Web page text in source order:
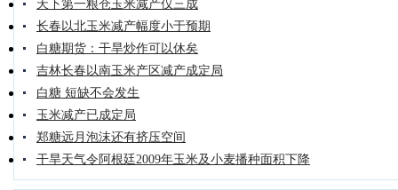
天下第一粮仓玉米减产仅三成
长春以北玉米减产幅度小于预期
白糖期货：干旱炒作可以休矣
吉林长春以南玉米产区减产成定局
白糖 短缺不会发生
玉米减产已成定局
郑糖远月泡沫还有挤压空间
干旱天气令阿根廷2009年玉米及小麦播种面积下降